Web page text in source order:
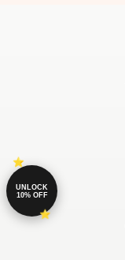
UNLOCK
10% OFF